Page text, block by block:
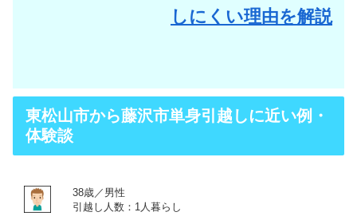
しにくい理由を解説
東松山市から藤沢市単身引越しに近い例・
体験談
38歳／男性
引越し人数：1人暮らし